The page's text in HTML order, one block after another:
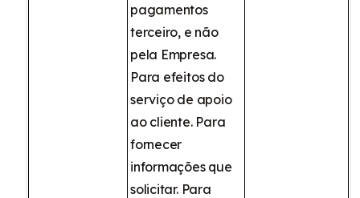
pagamentos
terceiro, e não
pela Empresa.
Para efeitos do
serviço de apoio
ao cliente. Para
fornecer
informações que
solicitar. Para